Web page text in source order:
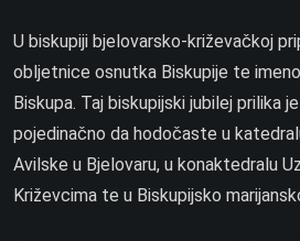
U biskupiji bjelovarsko-križevačkoj
obljetnice osnutka Biskupije te
Biskupa. Taj biskupijski jubilej prilika
pojedinačno da hodočaste u
Avilske u Bjelovaru, u konaktedralu
Križevcima te u Biskupijsko